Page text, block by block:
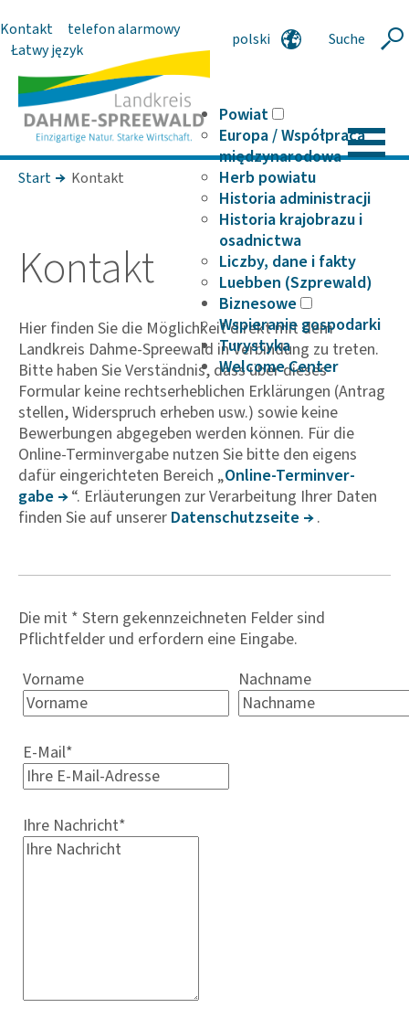
Kontakt
telefon alarmowy
Łatwy język
polski
Suche Szukaj
Powiat
Europa / Współpraca
międzynarodowa
Herb powiatu
Historia administracji
Historia krajobrazu i
osadnictwa
Liczby, dane i fakty
Luebben (Szprewald)
Biznesowe
Wspieranie gospodarki
Turystyka
Welcome Center
Start Kontakt
Kontakt
Hier finden Sie die Möglichkeit direkt mit dem
Landkreis Dahme-Spreewald in Verbindung zu treten.
Bitte haben Sie Verständnis, dass über dieses
Formular keine rechtserheblichen Erklärungen (Antrag
stellen, Widerspruch erheben usw.) sowie keine
Bewerbungen abgegeben werden können. Für die
Online-Terminvergabe nutzen Sie bitte den eigens
dafür eingerichteten Bereich „Online-Termin­ver­
gabe
“. Erläuterungen zur Verarbeitung Ihrer Daten
finden Sie auf unserer Daten­schutz­seite .
Die mit * Stern gekennzeichneten Felder sind
Pflichtfelder und erfordern eine Eingabe.
Vorname
Nachname
E-Mail*
Ihre Nachricht*